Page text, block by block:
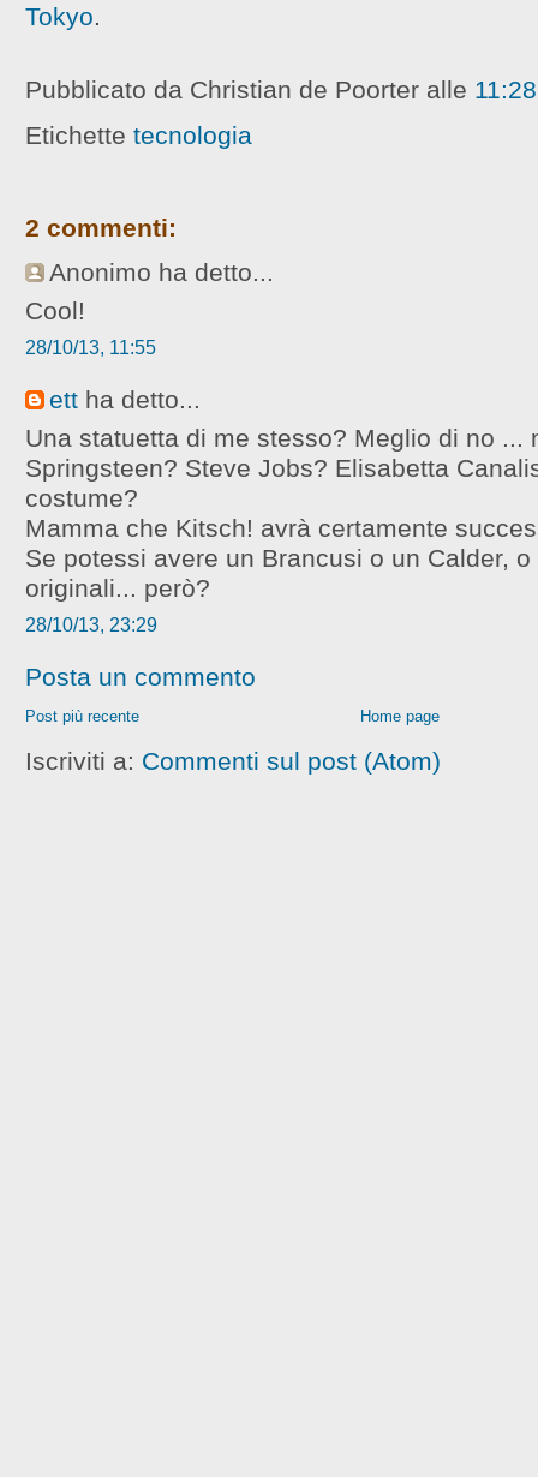
Tokyo
Pubblicato da Christian de Poorter alle 11:28
Etichette tecnologia
2 commenti:
Anonimo ha detto...
Cool!
28/10/13, 11:55
ettha detto...
Una statuetta di me stesso? Meglio di no ...
Springsteen? Steve Jobs? Elisabetta
costume?
Mamma che Kitsch! avrà certamente
Se potessi avere un Brancusi o un Calder,
originali... però?
28/10/13, 23:29
Posta un commento
Post più recente Home page
Iscriviti a: Commenti sul post (Atom)